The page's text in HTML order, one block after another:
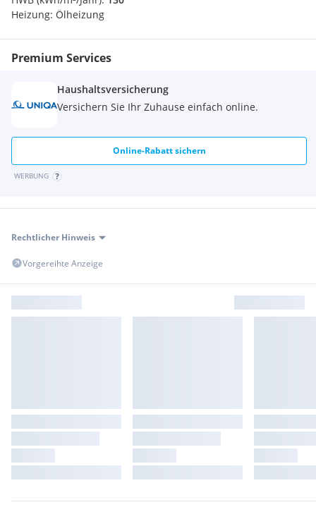
Heizung: Ölheizung
Premium Services
Haushaltsversicherung
Versichern Sie Ihr Zuhause einfach online.
Online-Rabatt sichern
WERBUNG
Rechtlicher Hinweis
Vorgereihte Anzeige